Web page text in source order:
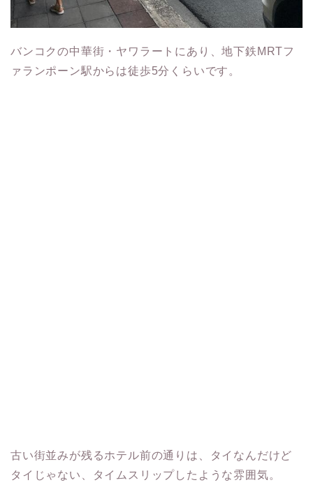
バンコクの中華街・ヤワラートにあり、地下鉄MRTフ
ァランポーン駅からは徒歩5分くらいです。
古い街並みが残るホテル前の通りは、タイなんだけど
タイじゃない、タイムスリップしたような雰囲気。